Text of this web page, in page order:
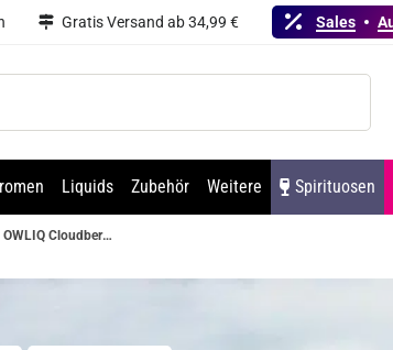
Gratis Versand ab 34,99 € Sales
Liquids Zubehör Weitere Spirituosen
OWLIQ Cloudberry Ice NicSalt Liquid